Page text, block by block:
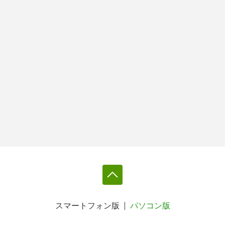
スマートフォン版 パソコン版